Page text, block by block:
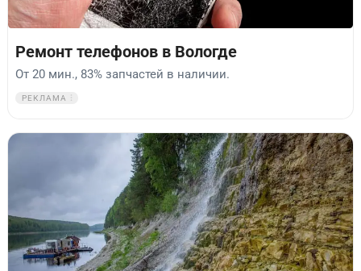
Ремонт телефонов в Вологде
От 20 мин., 83% запчастей в наличии.
РЕКЛАМА